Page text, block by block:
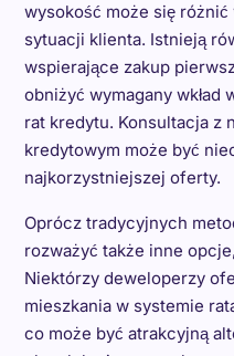
wysokość może się
sytuacji klienta. Istnieją
wspierające zakup
obniżyć wymagany wkład
rat kredytu. Konsultacja z
kredytowym może być
najkorzystniejszej oferty.
Oprócz tradycyjnych
rozważyć także inne
Niektórzy deweloperzy
mieszkania w systemie
co może być atrakcyjną